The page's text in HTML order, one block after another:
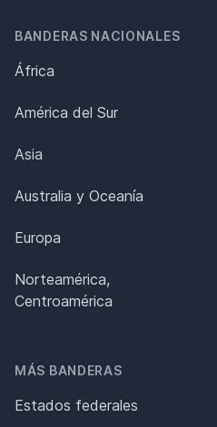
BANDERAS NACIONALES
África
América del Sur
Asia
Australia y Oceanía
Europa
Norteamérica,
Centroamérica
MÁS BANDERAS
Estados federales